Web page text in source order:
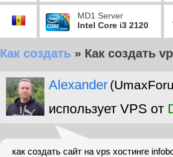
MD1 Server
Intel Core i3 2120
Как создать » Как создать
Alexander
использует VPS от
как создать сайт на vps хостинге